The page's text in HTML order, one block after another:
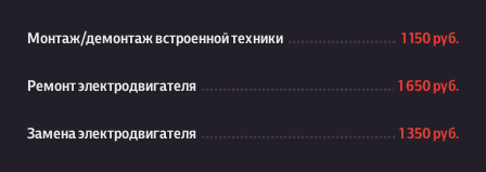
Монтаж/демонтаж встроенной техники 1 150 руб.
Ремонт электродвигателя 1 650 руб.
Замена электродвигателя 1 350 руб.